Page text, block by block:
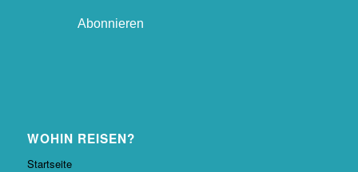
WOHIN REISEN?
Startseite